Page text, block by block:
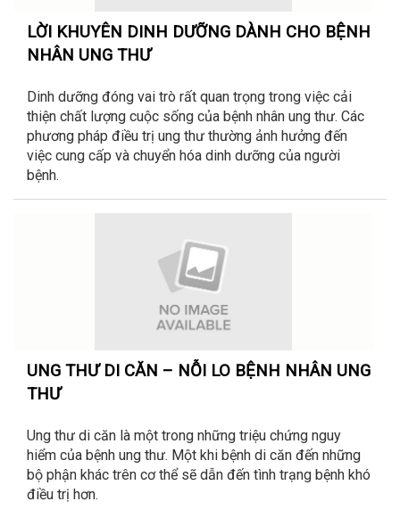
LỜI KHUYÊN DINH DƯỠNG DÀNH CHO BỆNH
NHÂN UNG THƯ
Dinh dưỡng đóng vai trò rất quan trọng trong việc cải
thiện chất lượng cuộc sống của bệnh nhân ung thư. Các
phương pháp điều trị ung thư thường ảnh hưởng đến
việc cung cấp và chuyển hóa dinh dưỡng của người
bệnh.
UNG THƯ DI CĂN – NỖI LO BỆNH NHÂN UNG
THƯ
Ung thư di căn là một trong những triệu chứng nguy
hiểm của bệnh ung thư. Một khi bệnh di căn đến những
bộ phận khác trên cơ thể sẽ dẫn đến tình trạng bệnh khó
điều trị hơn.